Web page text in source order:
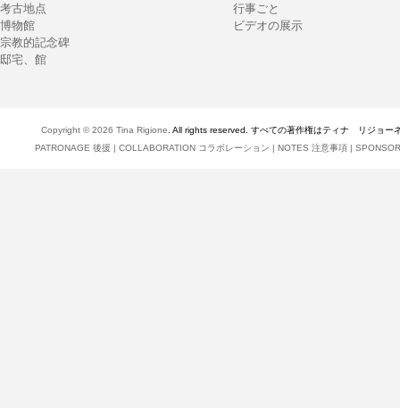
考古地点
博物館
宗教的記念碑
邸宅、館
行事ごと
ビデオの展示
Copyright © 2026 Tina Rigione . All rights reserved. すべての著作権はティナ リジョー
PATRONAGE 後援 | COLLABORATION コラボレーション | NOTES 注意事項 |